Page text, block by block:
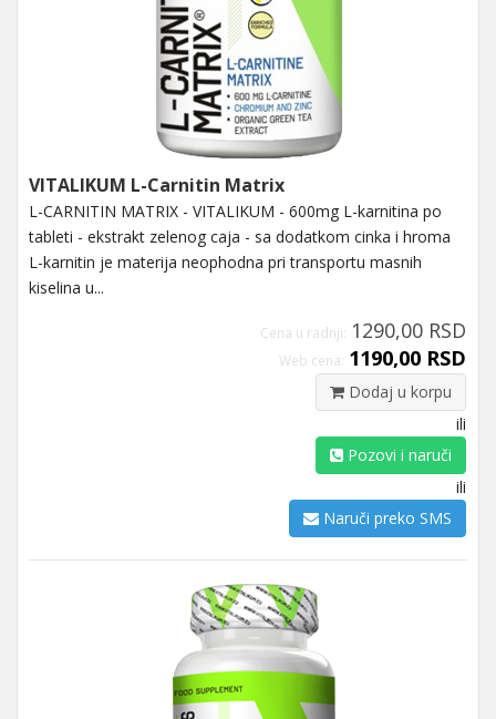
VITALIKUM L-Carnitin Matrix
L-CARNITIN MATRIX - VITALIKUM - 600mg L-karnitina po
tableti - ekstrakt zelenog caja - sa dodatkom cinka i hroma
L-karnitin je materija neophodna pri transportu masnih
kiselina u...
Cena u radnji: 1290,00 RSD
Web cena: 1190,00 RSD
Dodaj u korpu
ili
Pozovi i naruči
ili
Naruči preko SMS